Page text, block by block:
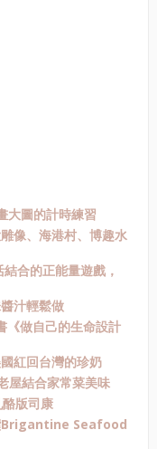
大圖的計時練習
像、海港村、博趣水
合的正能量遊戲，
汁輕鬆做
《做自己的生命設計
紅回台灣的珍奶
屋結合家常菜美味
酪版司康
Brigantine Seafood